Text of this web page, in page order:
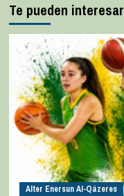
Te pueden interesar
Alter Enersun Al-Qázeres